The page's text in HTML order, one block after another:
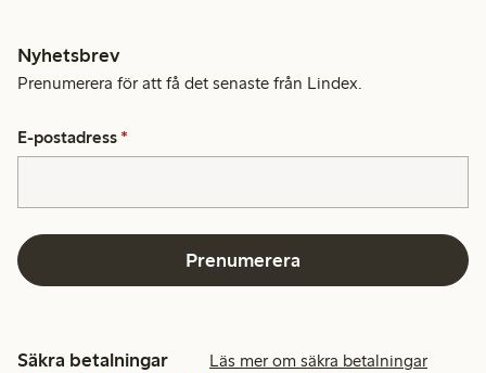
Nyhetsbrev
Prenumerera för att få det senaste från Lindex.
E-postadress *
Prenumerera
Säkra betalningar Läs mer om säkra betalningar